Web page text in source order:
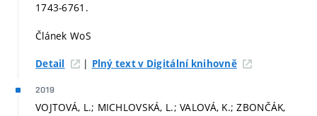
1743-6761.
Článek WoS
Detail | Plný text v Digitální knihovně
2019
VOJTOVÁ, L.; MICHLOVSKÁ, L.; VALOVÁ, K.; ZBONČÁK,